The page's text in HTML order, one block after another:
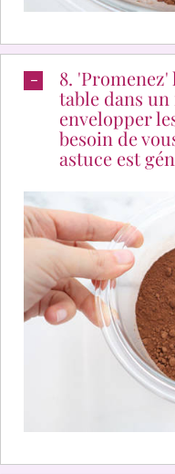
8.
table dans
envelopper
besoin de
astuce est